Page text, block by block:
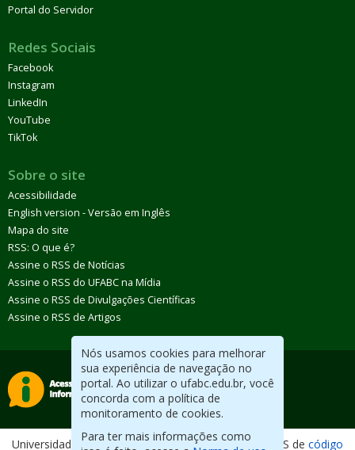
Nós usamos cookies para melhorar
sua experiência de navegação no
portal. Ao utilizar o ufabc.edu.br, você
concorda com a política de
monitoramento de cookies.
Para ter mais informações como
Portal do Servidor
Redes Sociais
Facebook
Instagram
LinkedIn
YouTube
TikTok
Sobre o site
Acessibilidade
English version - Versão em Inglês
Mapa do site
RSS: O que é?
Assine o RSS de Notícias
Assine o RSS do UFABC na Mídia
Assine o RSS de Divulgações Científicas
Assine o RSS de Artigos
Universidade Federal do ABC. Desenvolvido com CMS de código